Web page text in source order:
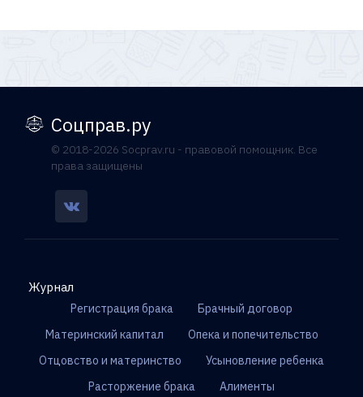
Соцправ.ру
© 2018-2026 Socprav.ru - правовой помощник. Все
права защищены
Журнал
Регистрация брака
Брачный договор
Материнский капитал
Опека и попечительство
Отцовство и материнство
Усыновление ребенка
Расторжение брака
Алименты